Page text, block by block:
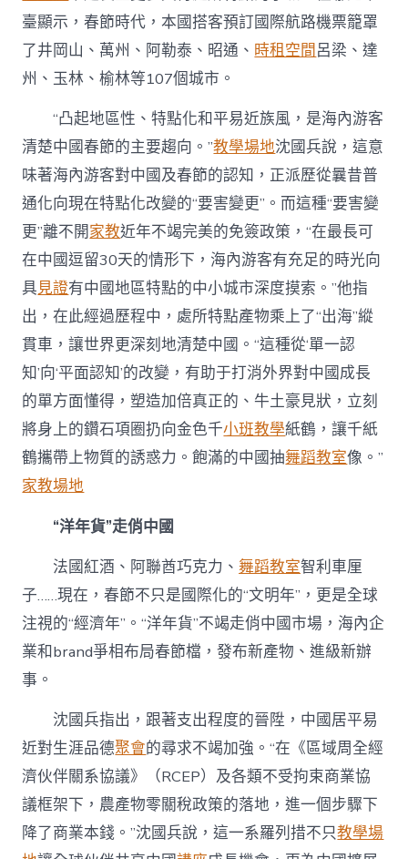
臺顯示，春節時代，本國搭客預訂國際航路機票籠罩
了井岡山、萬州、阿勒泰、昭通、 時租空間 呂梁、達
州、玉林、榆林等107個城市。
“凸起地區性、特點化和平易近族風，是海內游客
清楚中國春節的主要趨向。”教學場地沈國兵說，這意
味著海內游客對中國及春節的認知，正派歷從曩昔普
通化向現在特點化改變的“要害變更”。而這種“要害變
更”離不開家教近年不竭完美的免簽政策，“在最長可
在中國逗留30天的情形下，海內游客有充足的時光向
具見證有中國地區特點的中小城市深度摸索。”他指
出，在此經過歷程中，處所特點產物乘上了“出海”縱
貫車，讓世界更深刻地清楚中國。“這種從‘單一認
知’向‘平面認知’的改變，有助于打消外界對中國成長
的單方面懂得，塑造加倍真正的、牛土豪見狀，立刻
將身上的鑽石項圈扔向金色千小班教學紙鶴，讓千紙
鶴攜帶上物質的誘惑力。飽滿的中國抽舞蹈教室像。”
家教場地
“洋年貨”走俏中國
法國紅酒、阿聯酋巧克力、舞蹈教室智利車厘
子……現在，春節不只是國際化的“文明年”，更是全球
注視的“經濟年”。“洋年貨”不竭走俏中國市場，海內企
業和brand爭相布局春節檔，發布新產物、進級新辦
事。
沈國兵指出，跟著支出程度的晉陞，中國居平易
近對生涯品德聚會的尋求不竭加強。“在《區域周全經
濟伙伴關系協議》（RCEP）及各類不受拘束商業協
議框架下，農產物零關稅政策的落地，進一個步驟下
降了商業本錢。”沈國兵說，這一系羅列措不只教學場